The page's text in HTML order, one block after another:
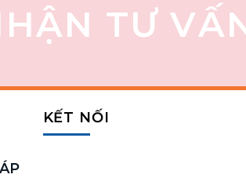
TƯ
KẾT NỐI